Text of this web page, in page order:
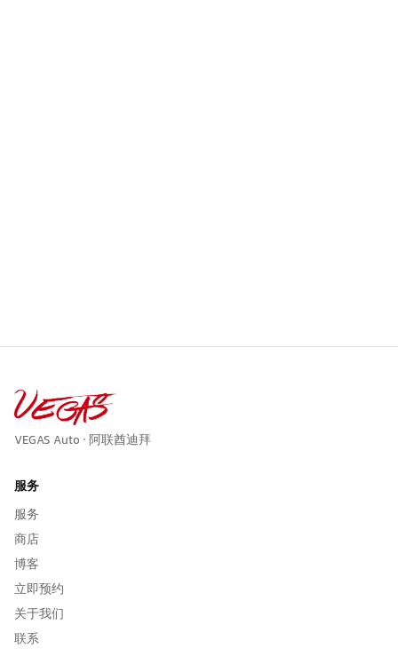
VEGAS Auto · 阿联酋迪拜
服务
服务
商店
博客
立即预约
关于我们
联系